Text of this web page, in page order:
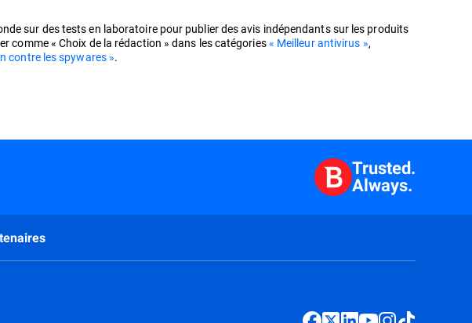
sur des tests en laboratoire pour publier des avis indépendants sur les produits
comme « Choix de la rédaction » dans les catégories« Meilleur antivirus »,
contre les spywares ».
Trusted.
Always.